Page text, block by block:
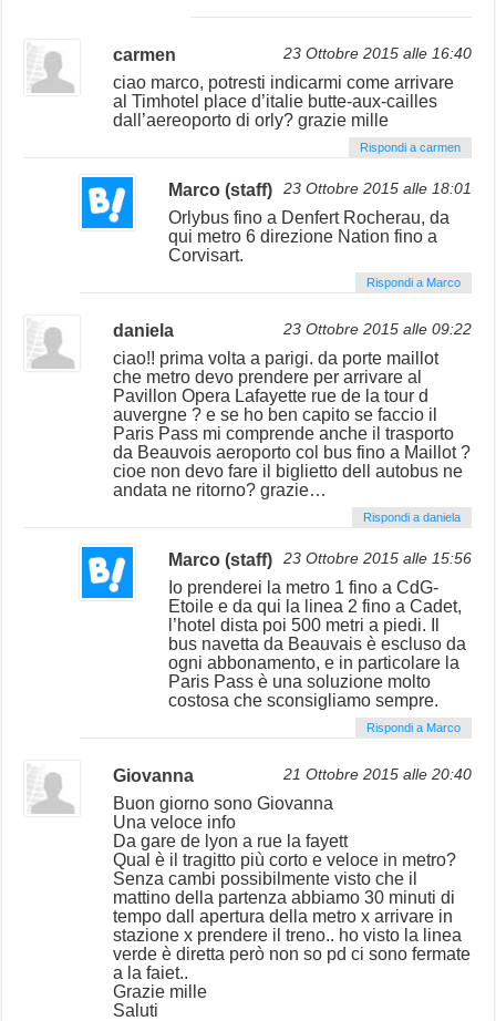
carmen 23 Ottobre 2015 alle 16:40
ciao marco, potresti indicarmi come arrivare
al Timhotel place d’italie butte-aux-cailles
dall’aereoporto di orly? grazie mille
Rispondi a carmen
Marco (staff) 23 Ottobre 2015 alle 18:01
Orlybus fino a Denfert Rocherau, da
qui metro 6 direzione Nation fino a
Corvisart.
Rispondi a Marco
daniela 23 Ottobre 2015 alle 09:22
ciao!! prima volta a parigi. da porte maillot
che metro devo prendere per arrivare al
Pavillon Opera Lafayette rue de la tour d
auvergne ? e se ho ben capito se faccio il
Paris Pass mi comprende anche il trasporto
da Beauvois aeroporto col bus fino a Maillot ?
cioe non devo fare il biglietto dell autobus ne
andata ne ritorno? grazie…
Rispondi a daniela
Marco (staff) 23 Ottobre 2015 alle 15:56
Io prenderei la metro 1 fino a CdG-
Etoile e da qui la linea 2 fino a Cadet,
l’hotel dista poi 500 metri a piedi. Il
bus navetta da Beauvais è escluso da
ogni abbonamento, e in particolare la
Paris Pass è una soluzione molto
costosa che sconsigliamo sempre.
Rispondi a Marco
Giovanna 21 Ottobre 2015 alle 20:40
Buon giorno sono Giovanna
Una veloce info
Da gare de lyon a rue la fayett
Qual è il tragitto più corto e veloce in metro?
Senza cambi possibilmente visto che il
mattino della partenza abbiamo 30 minuti di
tempo dall apertura della metro x arrivare in
stazione x prendere il treno.. ho visto la linea
verde è diretta però non so pd ci sono fermate
a la faiet..
Grazie mille
Saluti